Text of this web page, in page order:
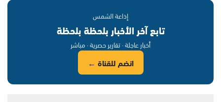
إذاعة الشمس
تابع آخر الأخبار بلحظة بلحظة
أخبار عاجلة · تقارير حصرية · مباشر
انضم للقناة ←